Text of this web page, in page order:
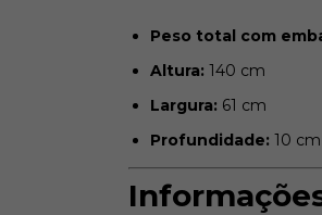
Peso total com
Altura: 140 cm
Largura: 61 cm
Profundidade: 10 cm